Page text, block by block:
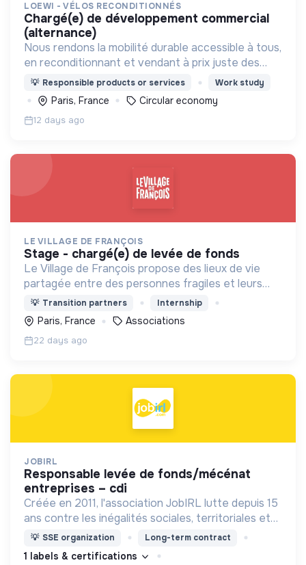
LOEWI - VÉLOS RECONDITIONNÉS
chargé(e) de développement commercial
(alternance)
Nous rendons la mobilité durable accessible à tous,
en reconditionnant et vendant à prix juste des
vélos électriques garantis.
💡 Responsible products or services Work study
Paris, France Circular economy
12 days ago
LE VILLAGE DE FRANÇOIS
stage - chargé(e) de levée de fonds
Le Village de François propose des lieux de vie
partagée entre des personnes fragiles et leurs
accompagnateurs autour de 3 axes : - Le vivre-
ensemble - L’activité économique - L’écologie
intégrale
💡 Transition partners Internship
Paris, France Associations
22 days ago
JOBIRL
responsable levée de fonds/mécénat
entreprises – cdi
Créée en 2011, l'association JobIRL lutte depuis 15
ans contre les inégalités sociales, territoriales et
de genre dans l’orientation et l’insertion
professionnelle.
💡 SSE organization Long-term contract
1 labels & certifications